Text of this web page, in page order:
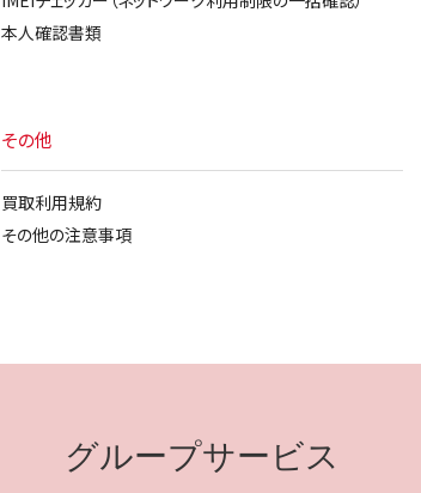
本人確認書類
その他
買取利用規約
その他の注意事項
グループサービス